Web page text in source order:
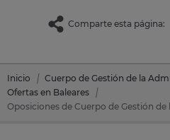
Comparte esta página:
Inicio
Ofertas en Baleares